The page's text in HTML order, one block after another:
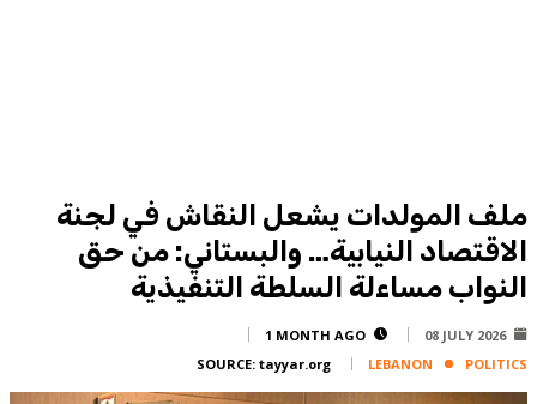
ملف المولدات يشعل النقاش في لجنة
الاقتصاد النيابية… والبستاني: من حق
النواب مساءلة السلطة التنفيذية
08 JULY 2026
1 MONTH AGO
LEBANON
POLITICS
SOURCE: tayyar.org